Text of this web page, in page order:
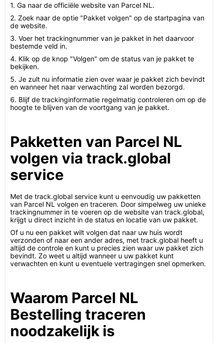
1. Ga naar de officiële website van Parcel NL.
2. Zoek naar de optie "Pakket volgen" op de startpagina van
de website.
3. Voer het trackingnummer van je pakket in het daarvoor
bestemde veld in.
4. Klik op de knop "Volgen" om de status van je pakket te
bekijken.
5. Je zult nu informatie zien over waar je pakket zich bevindt
en wanneer het naar verwachting zal worden bezorgd.
6. Blijf de trackinginformatie regelmatig controleren om op de
hoogte te blijven van de voortgang van je pakket.
Pakketten van Parcel NL
volgen via track.global
service
Met de track.global service kunt u eenvoudig uw pakketten
van Parcel NL volgen en traceren. Door simpelweg uw unieke
trackingnummer in te voeren op de website van track.global,
krijgt u direct inzicht in de status en locatie van uw pakket.
Of u nu een pakket wilt volgen dat naar uw huis wordt
verzonden of naar een ander adres, met track.global heeft u
altijd de controle en kunt u precies zien waar uw pakket zich
bevindt. Zo weet u altijd wanneer u uw pakket kunt
verwachten en kunt u eventuele vertragingen snel opmerken.
Waarom Parcel NL
Bestelling traceren
noodzakelijk is